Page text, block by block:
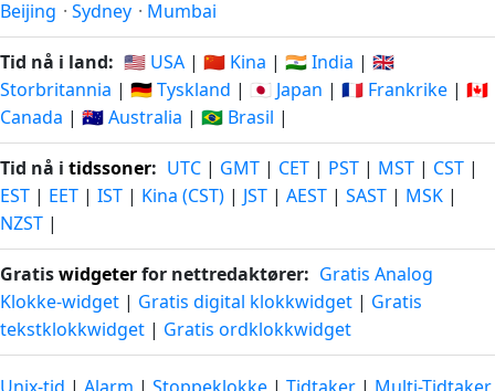
Beijing · Sydney · Mumbai
Tid nå i land: 🇺🇸 USA | 🇨🇳 Kina | 🇮🇳 India | 🇬🇧
Storbritannia | 🇩🇪 Tyskland | 🇯🇵 Japan | 🇫🇷 Frankrike | 🇨🇦
Canada | 🇦🇺 Australia | 🇧🇷 Brasil |
Tid nå i tidssoner: UTC | GMT | CET | PST | MST | CST |
EST | EET | IST | Kina (CST) | JST | AEST | SAST | MSK |
NZST |
Gratiswidgeterfor nettredaktører: Gratis Analog
Klokke-widget | Gratis digital klokkwidget | Gratis
tekstklokkwidget | Gratis ordklokkwidget